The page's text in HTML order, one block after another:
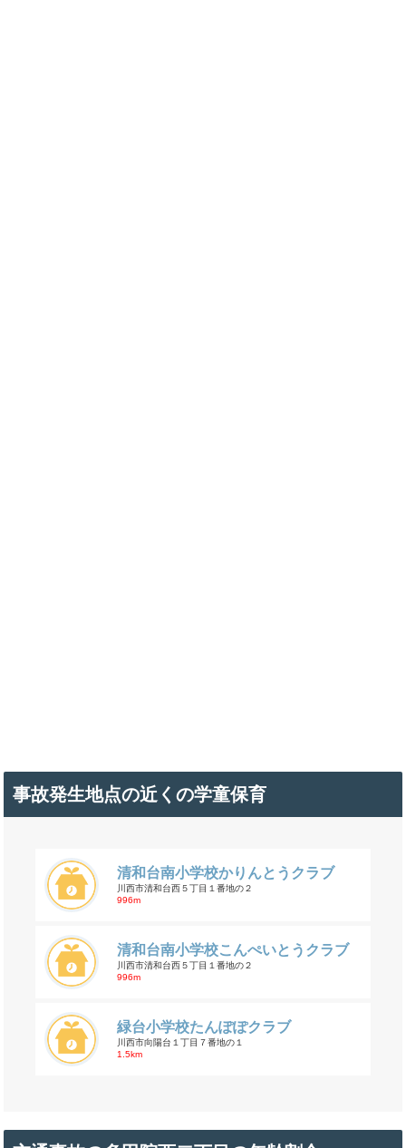
事故発生地点の近くの学童保育
清和台南小学校かりんとうクラブ
川西市清和台西５丁目１番地の２
996m
清和台南小学校こんぺいとうクラブ
川西市清和台西５丁目１番地の２
996m
緑台小学校たんぽぽクラブ
川西市向陽台１丁目７番地の１
1.5km